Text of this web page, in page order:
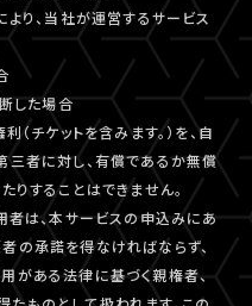
り、当社が運営するサービス
した場合
チケットを含みます。）を、自
三者に対し、有償であるか無償
りすることはできません。
は、本サービスの申込みにあ
の承諾を得なければならず、
がある法律に基づく親権者、